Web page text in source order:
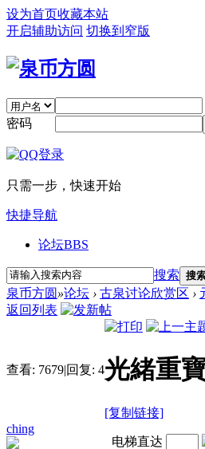
设为首页收藏本站
开启辅助访问 切换到窄版
密码
只需一步，快速开始
快捷导航
论坛BBS
搜索 搜
泉币方圆 »论坛 › 古泉讨论欣赏区 ›
返回列表
查看: 7679|回复: 4光緒重
[复制链接]
ching
电梯直达